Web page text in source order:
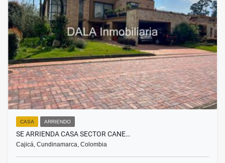
CASA ARRIENDO
SE ARRIENDA CASA SECTOR CANE…
Cajicá, Cundinamarca, Colombia